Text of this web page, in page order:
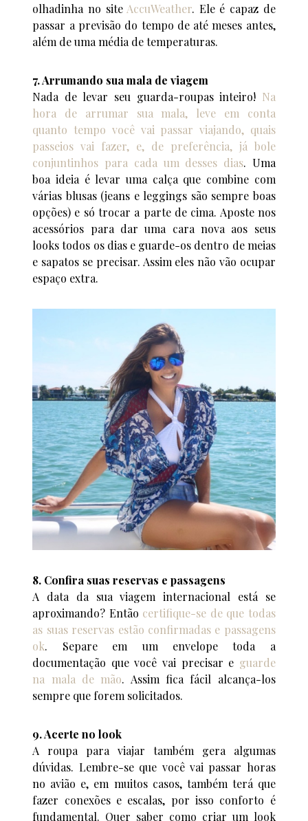
olhadinha no site AccuWeather. Ele é capaz de
passar a previsão do tempo de até meses antes,
além de uma média de temperaturas.
7. Arrumando sua mala de viagem
Nada de levar seu guarda-roupas inteiro! Na
hora de arrumar sua mala, leve em conta
quanto tempo você vai passar viajando, quais
passeios vai fazer, e, de preferência, já bole
conjuntinhos para cada um desses dias. Uma
boa ideia é levar uma calça que combine com
várias blusas (jeans e leggings são sempre boas
opções) e só trocar a parte de cima. Aposte nos
acessórios para dar uma cara nova aos seus
looks todos os dias e guarde-os dentro de meias
e sapatos se precisar. Assim eles não vão ocupar
espaço extra.
8. Confira suas reservas e passagens
A data da sua viagem internacional está se
aproximando? Então certifique-se de que todas
as suas reservas estão confirmadas e passagens
ok. Separe em um envelope toda a
documentação que você vai precisar e guarde
na mala de mão. Assim fica fácil alcança-los
sempre que forem solicitados.
9. Acerte no look
A roupa para viajar também gera algumas
dúvidas. Lembre-se que você vai passar horas
no avião e, em muitos casos, também terá que
fazer conexões e escalas, por isso conforto é
fundamental. Quer saber como criar um look